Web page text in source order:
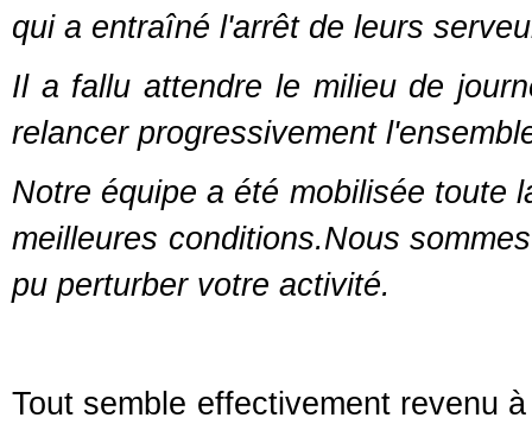
qui a entraîné l'arrêt de leurs
Il a fallu attendre le milieu de
relancer progressivement
Notre équipe a été mobilisée toute
meilleures conditions.Nous
pu perturber votre activité.
Tout semble effectivement revenu